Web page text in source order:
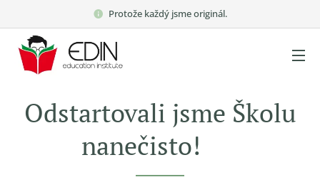
Protože každý jsme originál.
Odstartovali jsme Školu
nanečisto! 🎒